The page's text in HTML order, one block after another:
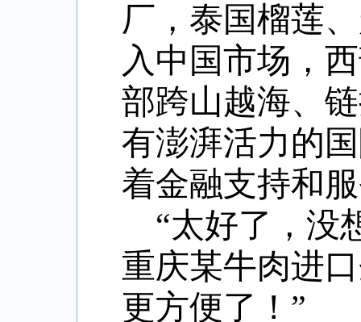
厂，泰国榴莲
入中国市场，
部跨山越海、
有澎湃活力的
着金融支持和
“太好了，没
重庆某牛肉进
更方便了！”